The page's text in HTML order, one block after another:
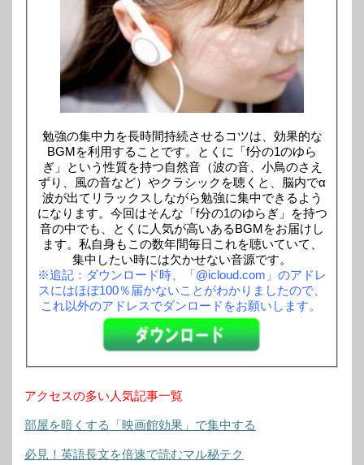
勉強の集中力を長時間持続させるコツは、効果的な
BGMを利用することです。とくに「f分の1のゆら
ぎ」という性質を持つ自然音（波の音、小鳥のさえ
ずり、風の音など）やクラシックを聴くと、脳内でα
波が出てリラックスしながら勉強に集中できるよう
になります。今回はそんな「f分の1のゆらぎ」を持つ
音の中でも、とくに人気が高いあるBGMをお届けし
ます。私自身もこの数年間毎日これを聴いていて、
集中したい時には欠かせない音源です。
※追記：ダウンロード時、「@icloud.com」のアドレ
スにはほぼ100％届かないことがわかりましたので、
これ以外のアドレスでダンロードをお願いします。
アクセスの多い人気記事一覧
部屋を暗くする「映画館効果」で集中する
必見！英語長文を倍速で読むマル秘テク